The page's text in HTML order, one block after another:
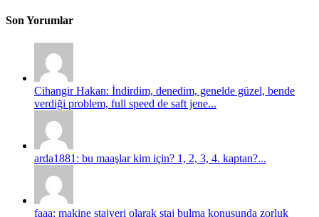
Son Yorumlar
Cihangir Hakan: İndirdim, denedim, genelde güzel, bende
verdiği problem, full speed de saft jene...
arda1881: bu maaşlar kim için? 1, 2, 3, 4. kaptan?...
faaa: makine stajyeri olarak staj bulma konusunda zorluk